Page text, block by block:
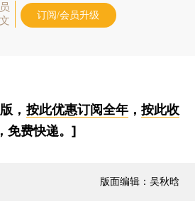
订阅/会员升级
， 按此优惠订阅全年， 按此收
免费快递。]
版面编辑：吴秋晗